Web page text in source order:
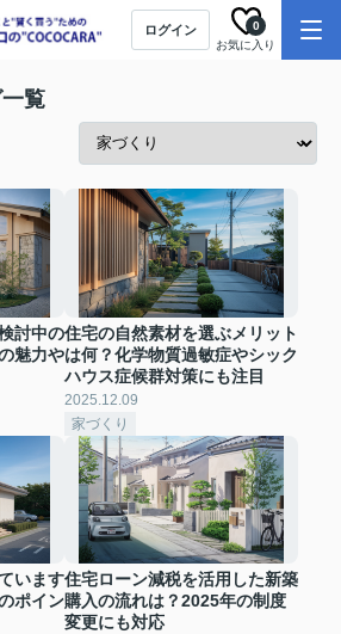
ログイン
お気に入り
0
覧
討中の
魅力や
住宅の自然素材を選ぶメリット
は何？化学物質過敏症やシック
ハウス症候群対策にも注目
2025.12.09
家づくり
います
ポイン
住宅ローン減税を活用した新築
購入の流れは？2025年の制度
変更にも対応